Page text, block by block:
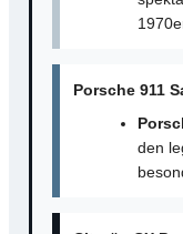
Porsche 911
den